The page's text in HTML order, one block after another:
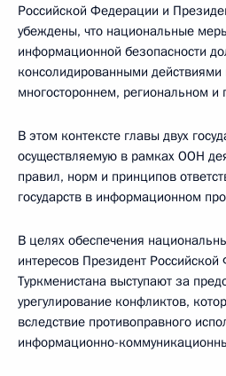
Российской Федерации и
убеждены, что национальные
информационной безопасности
консолидированными действиями
многостороннем, региональном и
В этом контексте главы двух
осуществляемую в рамках ООН
правил, норм и принципов
государств в информационном
В целях обеспечения
интересов Президент
Туркменистана выступают за
урегулирование конфликтов,
вследствие противоправного
информационно-